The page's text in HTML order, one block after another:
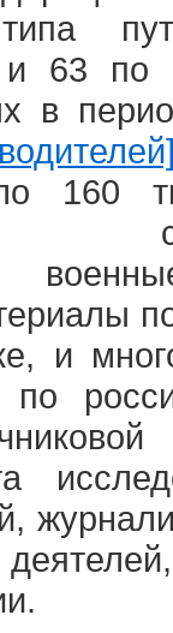
типа
63 по
в
160
и
по